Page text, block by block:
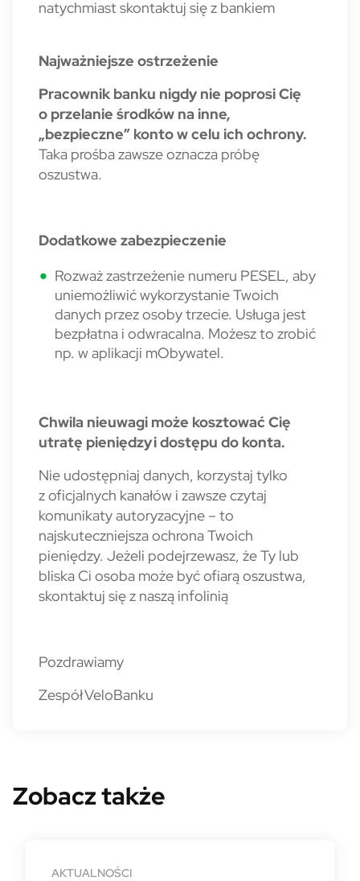
natychmiast skontaktuj się z bankiem
Najważniejsze ostrzeżenie
Pracownik banku nigdy nie poprosi Cię
o przelanie środków na inne,
„bezpieczne” konto w celu ich ochrony.
Taka prośba zawsze oznacza próbę
oszustwa.
Dodatkowe zabezpieczenie
Rozważ zastrzeżenie numeru PESEL, aby
uniemożliwić wykorzystanie Twoich
danych przez osoby trzecie. Usługa jest
bezpłatna i odwracalna. Możesz to zrobić
np. w aplikacji mObywatel.
Chwila nieuwagi może kosztować Cię
utratę pieniędzy i dostępu do konta.
Nie udostępniaj danych, korzystaj tylko
z oficjalnych kanałów i zawsze czytaj
komunikaty autoryzacyjne – to
najskuteczniejsza ochrona Twoich
pieniędzy. Jeżeli podejrzewasz, że Ty lub
bliska Ci osoba może być ofiarą oszustwa,
skontaktuj się z naszą infolinią
Pozdrawiamy
Zespół VeloBanku
Zobacz także
AKTUALNOŚCI